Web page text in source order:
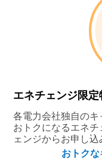
エネチェンジ限
各電力会社独自の
おトクになるエネ
ェンジからお申し込
おトク